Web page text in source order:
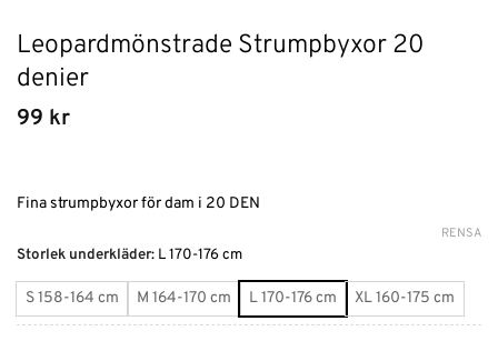
Leopardmönstrade Strumpbyxor 20
denier
99 kr
Fina strumpbyxor för dam i 20 DEN
Storlek underkläder: L 170-176 cm
S 158-164 cm M 164-170 cm L 170-176 cm XL 160-175 cm
RENSA
Alternative: